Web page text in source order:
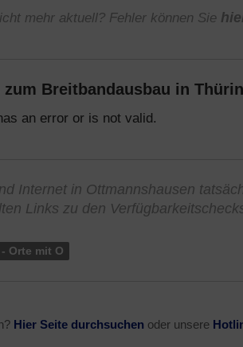
mehr aktuell? Fehler können Sie
zum Breitbandausbau in
an error or is not valid.
Internet in Ottmannshausen
Links zu den
Orte mit O
Hier Seite durchsuchen oder unsere